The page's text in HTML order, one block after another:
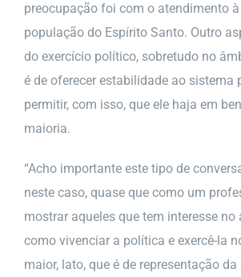
preocupação foi com o atendimento
população do Espírito Santo. Outro
do exercício político, sobretudo no
é de oferecer estabilidade ao sistema
permitir, com isso, que ele haja em
maioria.
“Acho importante este tipo de
neste caso, quase que como um
mostrar aqueles que tem interesse no
como vivenciar a política e exercê-la
maior, lato, que é de representação